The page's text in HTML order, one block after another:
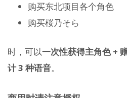
购买东北项目各个角色
购买桜乃そら
时，可以一次性获得主角色 +
计 3 种语音。